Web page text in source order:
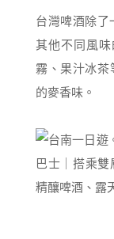
台灣啤酒除了
其他不同風
霧、果汁冰茶
的麥香味。